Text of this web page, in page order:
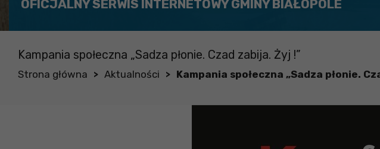
OFICJALNY SERWIS INTERNETOWY GMINY BIAŁOPOLE
Kampania społeczna „Sadza płonie. Czad zabija. Żyj !”
Strona główna > Aktualności > Kampania społeczna „Sadza płonie.